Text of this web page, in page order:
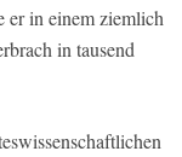
er in einem ziemlich
in tausend